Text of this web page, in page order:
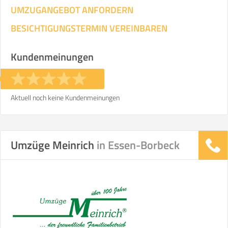
UMZUGANGEBOT ANFORDERN
BESICHTIGUNGSTERMIN VEREINBAREN
Kundenmeinungen
Aktuell noch keine Kundenmeinungen
Umzüge Meinrich in Essen-Borbeck